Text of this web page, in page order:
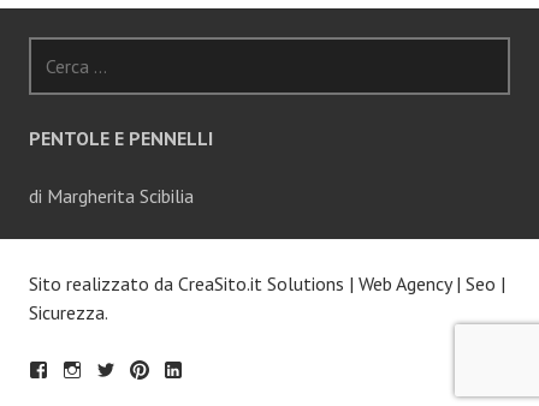
per:
PENTOLE E PENNELLI
di Margherita Scibilia
Sito realizzato da CreaSito.it Solutions | Web Agency| Seo |
Sicurezza.